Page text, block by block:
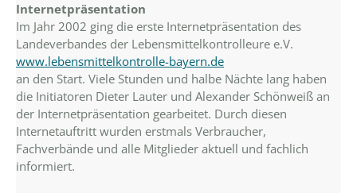
Internetpräsentation
Im Jahr 2002 ging die erste Internetpräsentation des
Landeverbandes der Lebensmittelkontrolleure e.V.
www.lebensmittelkontrolle-bayern.de
an den Start. Viele Stunden und halbe Nächte lang haben
die Initiatoren Dieter Lauter und Alexander Schönweiß an
der Internetpräsentation gearbeitet. Durch diesen
Internetauftritt wurden erstmals Verbraucher,
Fachverbände und alle Mitglieder aktuell und fachlich
informiert.